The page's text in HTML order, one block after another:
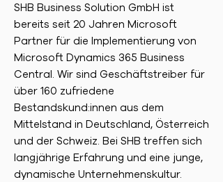
SHB Business Solution GmbH ist
bereits seit 20 Jahren Microsoft
Partner für die Implementierung von
Microsoft Dynamics 365 Business
Central. Wir sind Geschäftstreiber für
über 160 zufriedene
Bestandskund:innen aus dem
Mittelstand in Deutschland, Österreich
und der Schweiz. Bei SHB treffen sich
langjährige Erfahrung und eine junge,
dynamische Unternehmenskultur.